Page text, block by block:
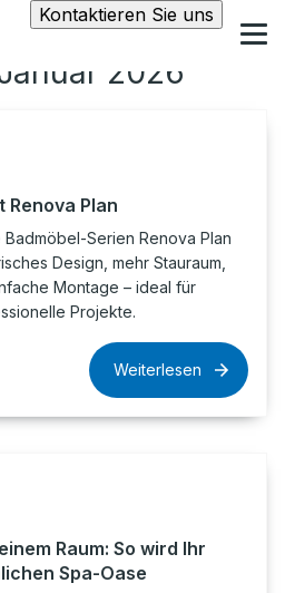
Kontaktieren Sie uns
2026
Plan
Serien Renova Plan
Design, mehr Stauraum,
Montage – ideal für
Projekte.
Weiterlesen
Raum: So wird Ihr
Spa-Oase